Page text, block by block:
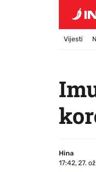
Vijesti
Hina
17:42, 27.